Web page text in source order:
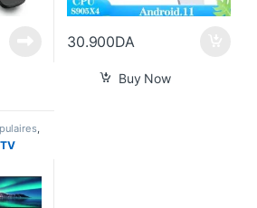
30.900DA
Buy Now
,